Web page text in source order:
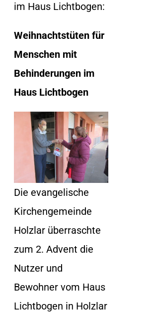
im Haus Lichtbogen:
Weihnachtstüten für
Menschen mit
Behinderungen im
Haus Lichtbogen
Die evangelische
Kirchengemeinde
Holzlar überraschte
zum 2. Advent die
Nutzer und
Bewohner vom Haus
Lichtbogen in Holzlar